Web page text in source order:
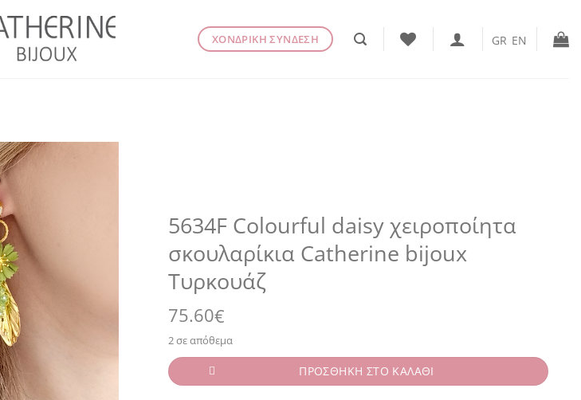
ΧΟΝΔΡΙΚΗ ΣΥΝΔΕΣΗ GR EN
5634F Colourful daisy χειροποίητα
σκουλαρίκια Catherine bijoux
Τυρκουάζ
75.60€
2 σε απόθεμα
ΠΡΟΣΘΗΚΗ ΣΤΟ ΚΑΛΑΘΙ